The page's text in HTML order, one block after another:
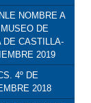
NOMBRE A
DE
DE CASTILLA-
2019
4º DE
2018